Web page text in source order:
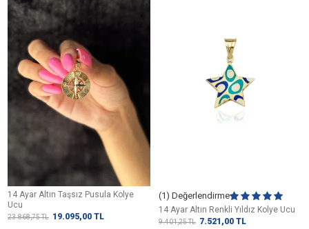
14 Ayar Altın Taşsız Pusula Kolye
Ucu
23.868,75TL 19.095,00 TL
(1) Değerlendirme
14 Ayar Altın Renkli Yıldız Kolye Ucu
9.401,25TL 7.521,00 TL